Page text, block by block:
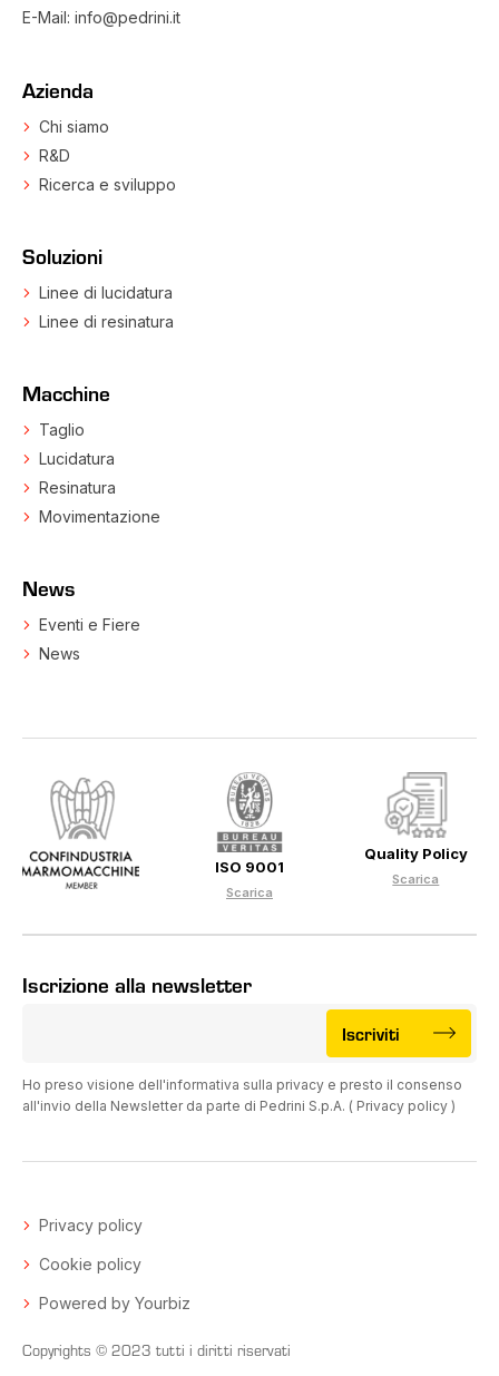
E-Mail: info@pedrini.it
Azienda
Chi siamo
R&D
Ricerca e sviluppo
Soluzioni
Linee di lucidatura
Linee di resinatura
Macchine
Taglio
Lucidatura
Resinatura
Movimentazione
News
Eventi e Fiere
News
ISO 9001
Scarica
Quality Policy
Scarica
Iscrizione alla newsletter
Ho preso visione dell'informativa sulla privacy e presto il consenso
all'invio della Newsletter da parte di Pedrini S.p.A. ( Privacy policy )
Iscriviti
Privacy policy
Cookie policy
Powered by Yourbiz
Copyrights © 2023 tutti i diritti riservati